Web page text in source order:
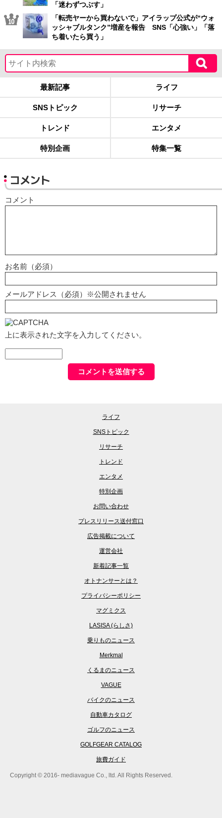
「迷わずつぶす」
「転売ヤーから買わないで」アイラップ公式が“ウォ
ッシャブルタンク”増産を報告 SNS「心強い」「落
ち着いたら買う」
最新記事 ライフ
SNSトピック リサーチ
トレンド エンタメ
特別企画 特集一覧
コメント
コメント
お名前（必須）
メールアドレス（必須）※公開されません
上に表示された文字を入力してください。
ライフ
SNSトピック
リサーチ
トレンド
エンタメ
特別企画
お問い合わせ
プレスリリース送付窓口
広告掲載について
運営会社
新着記事一覧
オトナンサーとは？
プライバシーポリシー
マグミクス
LASISA (らしさ)
乗りものニュース
Merkmal
くるまのニュース
VAGUE
バイクのニュース
自動車カタログ
ゴルフのニュース
GOLFGEAR CATALOG
旅費ガイド
Copyright © 2016- mediavague Co., ltd. All Rights Reserved.